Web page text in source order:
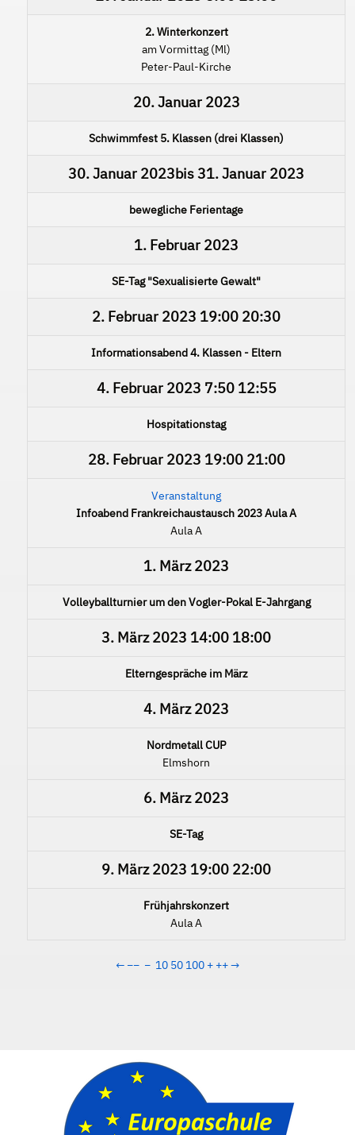
2. Winterkonzert
am Vormittag (Ml)
Peter-Paul-Kirche
20. Januar 2023
Schwimmfest 5. Klassen (drei Klassen)
30. Januar 2023bis31. Januar 2023
bewegliche Ferientage
1. Februar 2023
SE-Tag "Sexualisierte Gewalt"
2. Februar 2023 19:00 20:30
Informationsabend 4. Klassen - Eltern
4. Februar 2023 7:50 12:55
Hospitationstag
28. Februar 2023 19:00 21:00
Veranstaltung
Infoabend Frankreichaustausch 2023 Aula A
Aula A
1. März 2023
Volleyballturnier um den Vogler-Pokal E-Jahrgang
3. März 2023 14:00 18:00
Elterngespräche im März
4. März 2023
Nordmetall CUP
Elmshorn
6. März 2023
SE-Tag
9. März 2023 19:00 22:00
Frühjahrskonzert
Aula A
← −− − 10 50 100 + ++→